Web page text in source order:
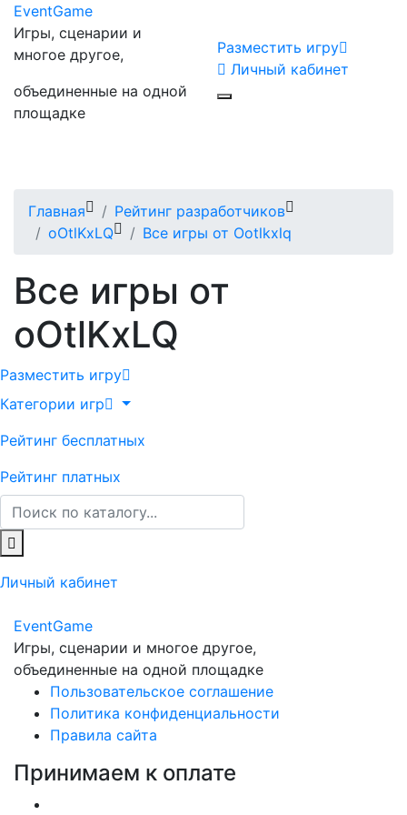
EventGame
Игры, сценарии и
многое другое,
объединенные на одной
площадке
Разместить игру
Личный кабинет
Главная
Рейтинг разработчиков
oOtlKxLQ
Все игры от Ootlkxlq
Все игры от
oOtlKxLQ
Разместить игру
Категории игр
Рейтинг бесплатных
Рейтинг платных
Личный кабинет
EventGame
Игры, сценарии и многое другое,
объединенные на одной площадке
Пользовательское соглашение
Политика конфиденциальности
Правила сайта
Принимаем к оплате